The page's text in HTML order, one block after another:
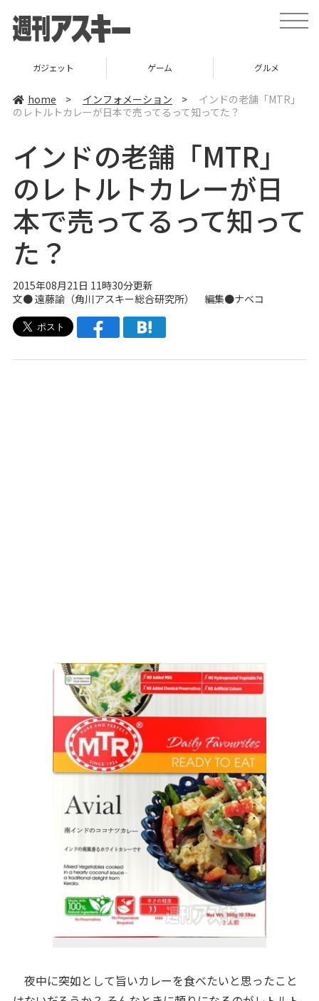
t
o
v
ゲーム グルメ スタートアップ
home > インフォメーション >
インドの老舗「MTR」
のレトルトカレーが日本で売ってるって知ってた？
インドの老舗「MTR」
のレトルトカレーが日
本で売ってるって知って
た？
2015年08月21日 11時30分更新
文●遠藤諭（角川アスキー総合研究所） 編集●ナベコ
夜中に突如として旨いカレーを食べたいと思ったこと